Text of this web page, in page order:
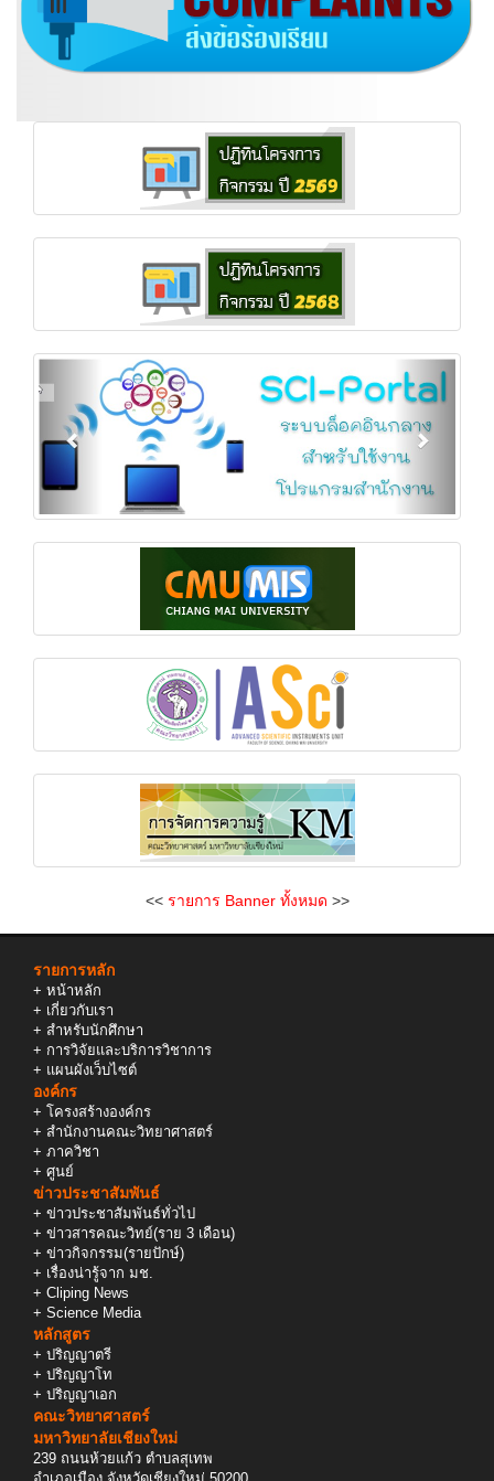
<< รายการ Banner ทั้งหมด >>
รายการหลัก
+ หน้าหลัก
+ เกี่ยวกับเรา
+ สำหรับนักศึกษา
+ การวิจัยและบริการวิชาการ
+ แผนผังเว็บไซต์
องค์กร
+ โครงสร้างองค์กร
+ สำนักงานคณะวิทยาศาสตร์
+ ภาควิชา
+ ศูนย์
ข่าวประชาสัมพันธ์
+ ข่าวประชาสัมพันธ์ทั่วไป
+ ข่าวสารคณะวิทย์(ราย 3 เดือน)
+ ข่าวกิจกรรม(รายปักษ์)
+ เรื่องน่ารู้จาก มช.
+ Cliping News
+ Science Media
หลักสูตร
+ ปริญญาตรี
+ ปริญญาโท
+ ปริญญาเอก
คณะวิทยาศาสตร์
มหาวิทยาลัยเชียงใหม่
239 ถนนห้วยแก้ว ตำบลสุเทพ